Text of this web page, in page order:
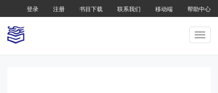
登录 注册 书目下载 联系我们 移动端 帮助中心